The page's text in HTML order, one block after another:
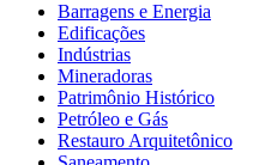
Barragens e Energia
Edificações
Indústrias
Mineradoras
Patrimônio Histórico
Petróleo e Gás
Restauro Arquitetônico